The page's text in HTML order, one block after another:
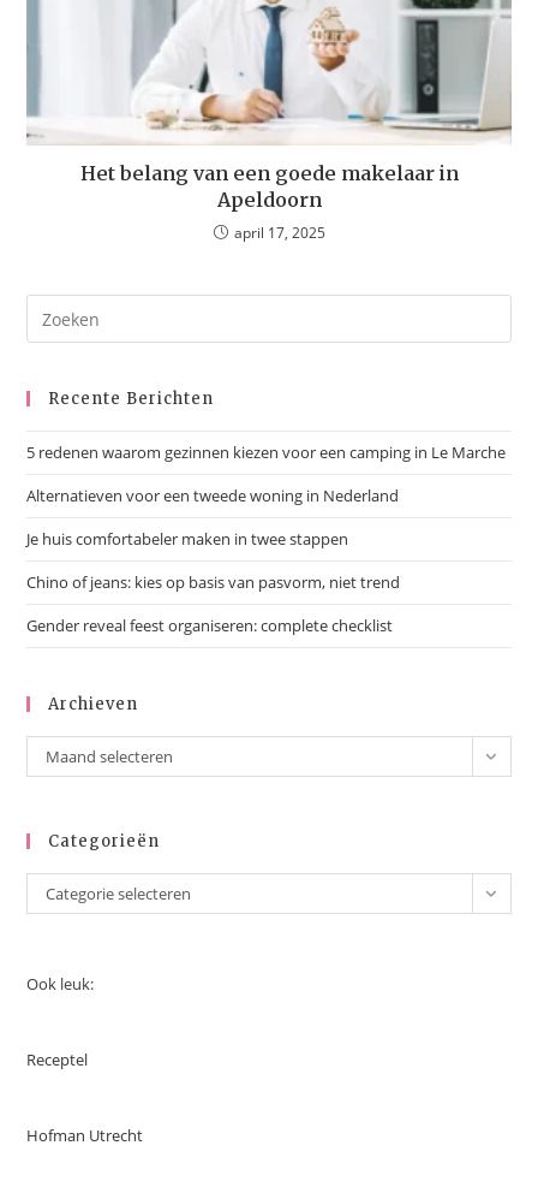
Het belang van een goede makelaar in
Apeldoorn
april 17, 2025
Recente Berichten
5 redenen waarom gezinnen kiezen voor een camping in Le Marche
Alternatieven voor een tweede woning in Nederland
Je huis comfortabeler maken in twee stappen
Chino of jeans: kies op basis van pasvorm, niet trend
Gender reveal feest organiseren: complete checklist
Archieven
Maand selecteren
Categorieën
Categorie selecteren
Ook leuk:
Receptel
Hofman Utrecht